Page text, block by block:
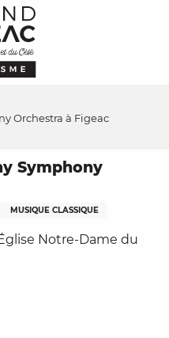
Orchestra à Figeac
Symphony
MUSIQUE CLASSIQUE
Notre-Dame du